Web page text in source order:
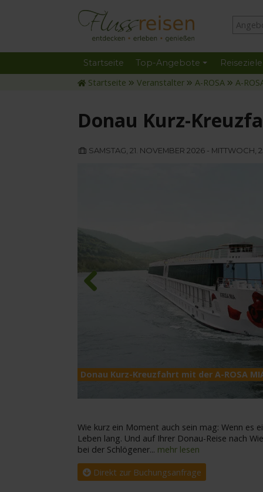
Startseite Top-Angebote Reiseziele
Startseite Veranstalter A-ROSA A-
Donau Kurz-
SAMSTAG, 21. NOVEMBER 2026 - MITTWOCH,
Donau Kurz-Kreuzfahrt mit der A-ROSA
Wie kurz ein Moment auch sein mag: Wenn es
Leben lang. Und auf Ihrer Donau-Reise nach
bei der Schlögener... mehr lesen
Direkt zur Buchungsanfrage